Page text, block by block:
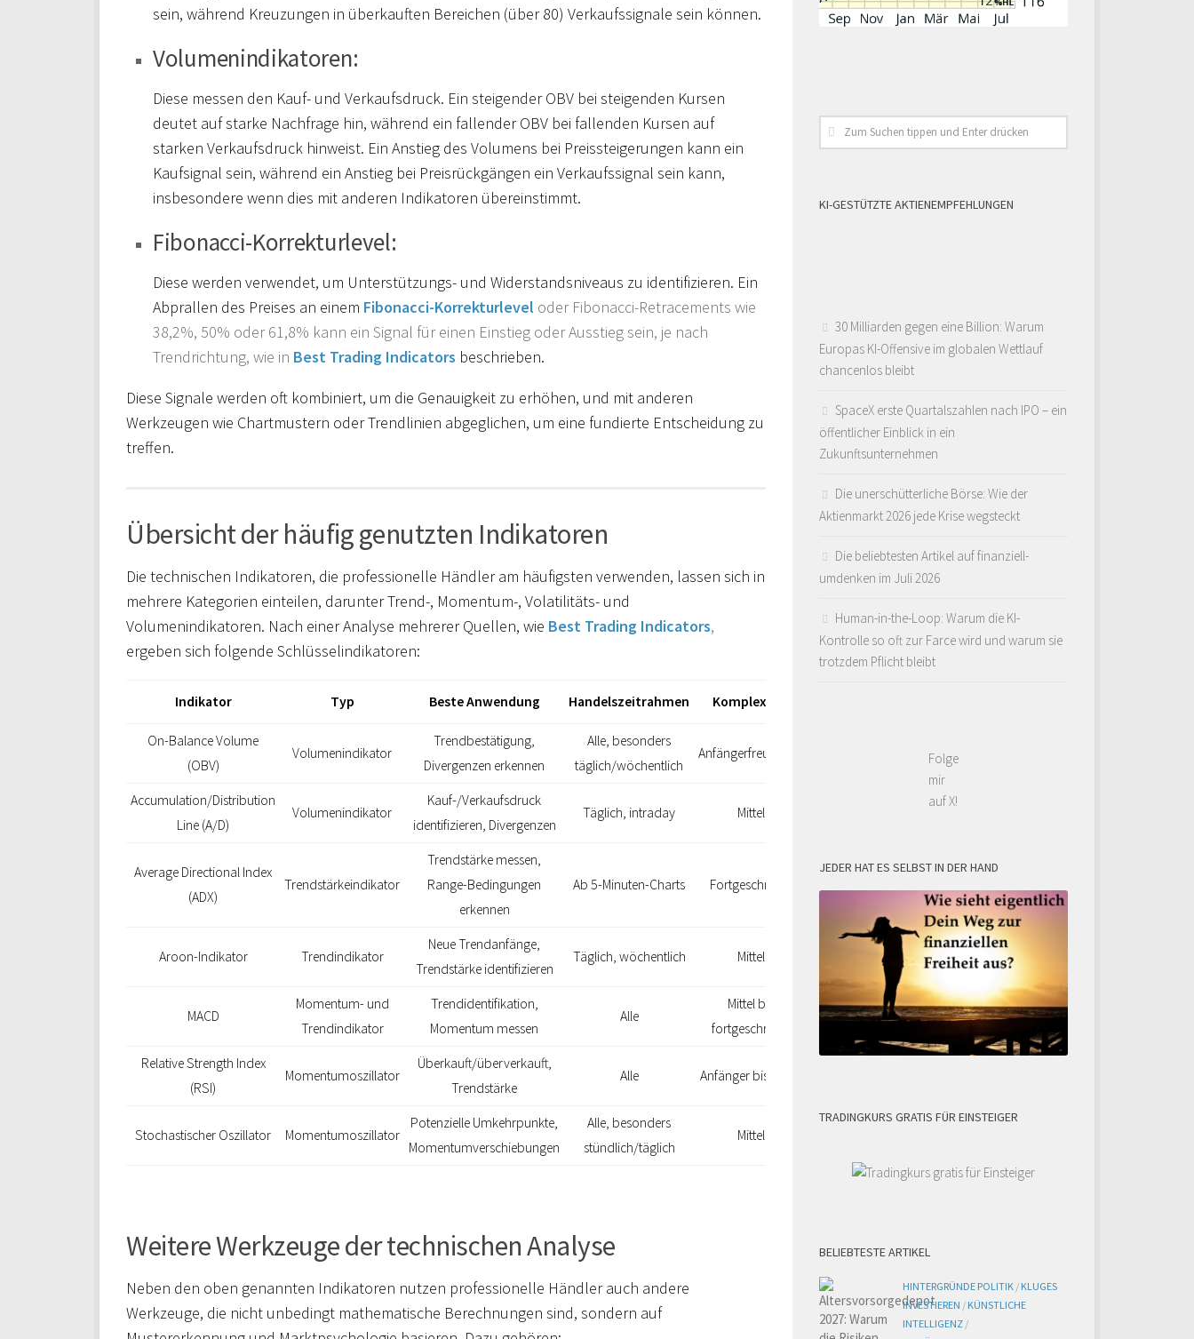
sein, während Kreuzungen in überkauften Bereichen (über 80) Verkaufssignale sein können.
Volumenindikatoren:
Diese messen den Kauf- und Verkaufsdruck. Ein steigender OBV bei steigenden Kursen
deutet auf starke Nachfrage hin, während ein fallender OBV bei fallenden Kursen auf
starken Verkaufsdruck hinweist. Ein Anstieg des Volumens bei Preissteigerungen kann ein
Kaufsignal sein, während ein Anstieg bei Preisrückgängen ein Verkaufssignal sein kann,
insbesondere wenn dies mit anderen Indikatoren übereinstimmt.
Fibonacci-Korrekturlevel:
Diese werden verwendet, um Unterstützungs- und Widerstandsniveaus zu identifizieren. Ein
Abprallen des Preises an einem Fibonacci-Korrekturlevel oder Fibonacci-Retracements wie
38,2%, 50% oder 61,8% kann ein Signal für einen Einstieg oder Ausstieg sein, je nach
Trendrichtung, wie in Best Trading Indicators beschrieben.
Diese Signale werden oft kombiniert, um die Genauigkeit zu erhöhen, und mit anderen
Werkzeugen wie Chartmustern oder Trendlinien abgeglichen, um eine fundierte Entscheidung zu
treffen.
Übersicht der häufig genutzten Indikatoren
Die technischen Indikatoren, die professionelle Händler am häufigsten verwenden, lassen sich in
mehrere Kategorien einteilen, darunter Trend-, Momentum-, Volatilitäts- und
Volumenindikatoren. Nach einer Analyse mehrerer Quellen, wie Best Trading Indicators,
ergeben sich folgende Schlüsselindikatoren:
Indikator Typ Beste Anwendung Handelszeitrahmen Komplexität
On-Balance Volume
(OBV)
Volumenindikator
Trendbestätigung,
Divergenzen erkennen
Alle, besonders
täglich/wöchentlich
Anfängerfreundlich
Accumulation/Distribution
Line (A/D)
Volumenindikator
Kauf-/Verkaufsdruck
identifizieren, Divergenzen
Täglich, intraday Mittel
Average Directional Index
(ADX)
Trendstärkeindikator
Trendstärke messen,
Range-Bedingungen
erkennen
Ab 5-Minuten-Charts Fortgeschritten
Aroon-Indikator Trendindikator
Neue Trendanfänge,
Trendstärke identifizieren
Täglich, wöchentlich Mittel
MACD
Momentum- und
Trendindikator
Trendidentifikation,
Momentum messen
Alle
Mittel bis
fortgeschritten
Relative Strength Index
(RSI)
Momentumoszillator
Überkauft/überverkauft,
Trendstärke
Alle Anfänger bis mittel
Stochastischer Oszillator Momentumoszillator
Potenzielle Umkehrpunkte,
Momentumverschiebungen
Alle, besonders
stündlich/täglich
Mittel
Weitere Werkzeuge der technischen Analyse
Neben den oben genannten Indikatoren nutzen professionelle Händler auch andere
Werkzeuge, die nicht unbedingt mathematische Berechnungen sind, sondern auf
KI-GESTÜTZTE AKTIENEMPFEHLUNGEN
30 Milliarden gegen eine Billion: Warum
Europas KI-Offensive im globalen Wettlauf
chancenlos bleibt
SpaceX erste Quartalszahlen nach IPO – ein
öffentlicher Einblick in ein
Zukunftsunternehmen
Die unerschütterliche Börse: Wie der
Aktienmarkt 2026 jede Krise wegsteckt
Die beliebtesten Artikel auf finanziell-
umdenken im Juli 2026
Human-in-the-Loop: Warum die KI-
Kontrolle so oft zur Farce wird und warum sie
trotzdem Pflicht bleibt
Folge
mir
auf X!
JEDER HAT ES SELBST IN DER HAND
TRADINGKURS GRATIS FÜR EINSTEIGER
BELIEBTESTE ARTIKEL
HINTERGRÜNDE POLITIK / KLUGES
INVESTIEREN / KÜNSTLICHE
INTELLIGENZ /